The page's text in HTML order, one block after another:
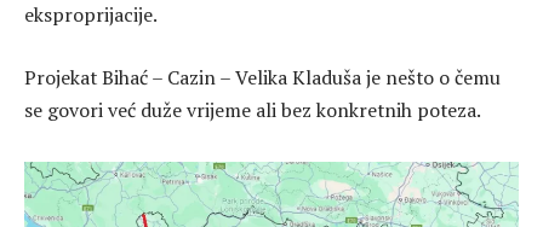
eksproprijacije.
Projekat Bihać – Cazin – Velika Kladuša je nešto o čemu
se govori već duže vrijeme ali bez konkretnih poteza.